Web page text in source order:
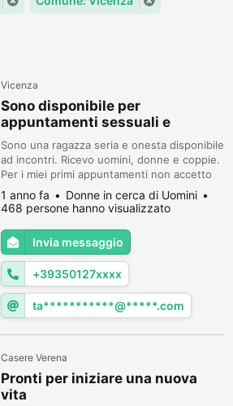
Vicenza
Sono disponibile per
appuntamenti sessuali e
massaggi.
Sono una ragazza seria e onesta disponibile
ad incontri. Ricevo uomini, donne e coppie.
Per i miei primi appuntamenti non accetto
contanti, il mio pagamento avviene tramite
ticket Steam, se sei interessato scrivimi su
WhatsApp. .
1 anno fa
Donne in cerca di Uomini
468 persone hanno visualizzato
Invia messaggio
+39350127xxxx
ta***********@*****.com
Casere Verena
Pronti per iniziare una nuova
vita